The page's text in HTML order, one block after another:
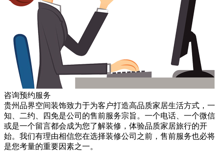
咨询预约服务
贵州品界空间装饰致力于为客户打造高品质家居生活方式，一
知、二约、四免是公司的售前服务宗旨。一个电话、一个微信
或是一个留言都会成为您了解装修，体验品质家居旅行的开
始。我们有理由相信您在选择装修公司之前，售前服务也必将
是您考量的重要因素之一。